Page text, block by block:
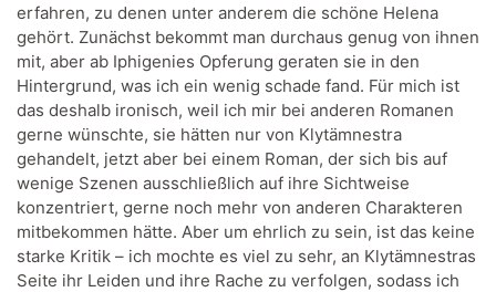
erfahren, zu denen unter anderem die schöne Helena
gehört. Zunächst bekommt man durchaus genug von ihnen
mit, aber ab Iphigenies Opferung geraten sie in den
Hintergrund, was ich ein wenig schade fand. Für mich ist
das deshalb ironisch, weil ich mir bei anderen Romanen
gerne wünschte, sie hätten nur von Klytämnestra
gehandelt, jetzt aber bei einem Roman, der sich bis auf
wenige Szenen ausschließlich auf ihre Sichtweise
konzentriert, gerne noch mehr von anderen Charakteren
mitbekommen hätte. Aber um ehrlich zu sein, ist das keine
starke Kritik – ich mochte es viel zu sehr, an Klytämnestras
Seite ihr Leiden und ihre Rache zu verfolgen, sodass ich